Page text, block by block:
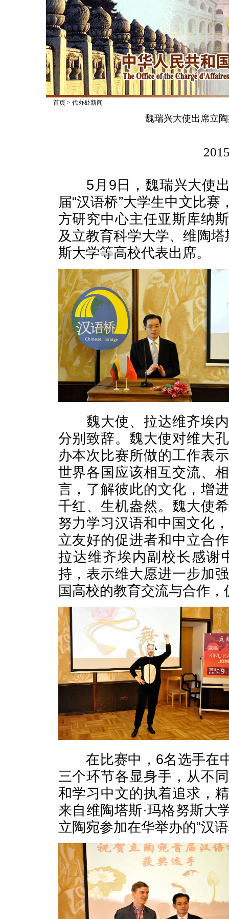
首页> 代办处新闻
魏瑞兴大使出席立
5月9日，魏瑞兴大使出
届“汉语桥”大学生中文比
方研究中心主任亚斯库纳
及立教育科学大学、维陶
斯大学等高校代表出席。
魏大使、拉达维齐埃内
分别致辞。魏大使对维大
办本次比赛所做的工作表
世界各国应该相互交流、
言，了解彼此的文化，增
千红、生机盎然。魏大使
努力学习汉语和中国文化
立友好的促进者和中立合
拉达维齐埃内副校长感谢
持，表示维大愿进一步加
国高校的教育交流与合作
在比赛中，6名选手在中
三个环节各显身手，从不
和学习中文的执着追求，
来自维陶塔斯·玛格努斯大
立陶宛参加在华举办的“汉